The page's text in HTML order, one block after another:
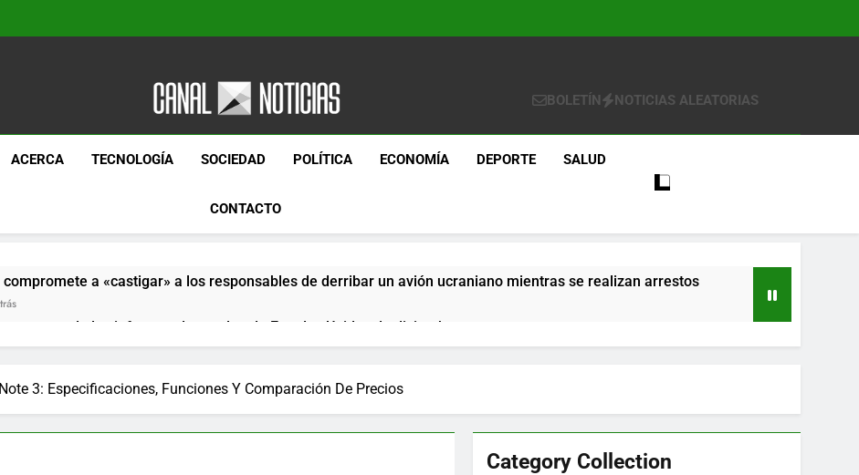
Canal Noticias
Canal Noticias
BOLETÍN NOTICIAS ALEATORIAS
ACERCA TECNOLOGÍA SOCIEDAD POLÍTICA ECONOMÍA DEPORTE SALUD
CONTACTO
compromete a «castigar» a los responsables de derribar un avión ucraniano mientras se realizan arrestos
espera de los informes de empleo de Estados Unidos de diciembre
chef y restaurador, Carl Ruiz, muere a los 44 años
3: Especificaciones, Funciones Y Comparación De Precios
Category Collection